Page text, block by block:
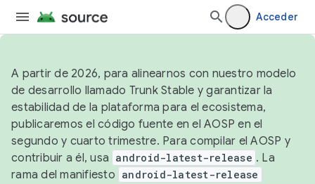
Acceder
A partir de 2026, para alinearnos con nuestro modelo
de desarrollo llamado Trunk Stable y garantizar la
estabilidad de la plataforma para el ecosistema,
publicaremos el código fuente en el AOSP en el
segundo y cuarto trimestre. Para compilar el AOSP y
contribuir a él, usa android-latest-release . La
rama del manifiesto android-latest-release